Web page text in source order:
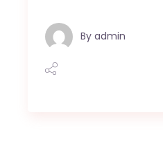
By admin